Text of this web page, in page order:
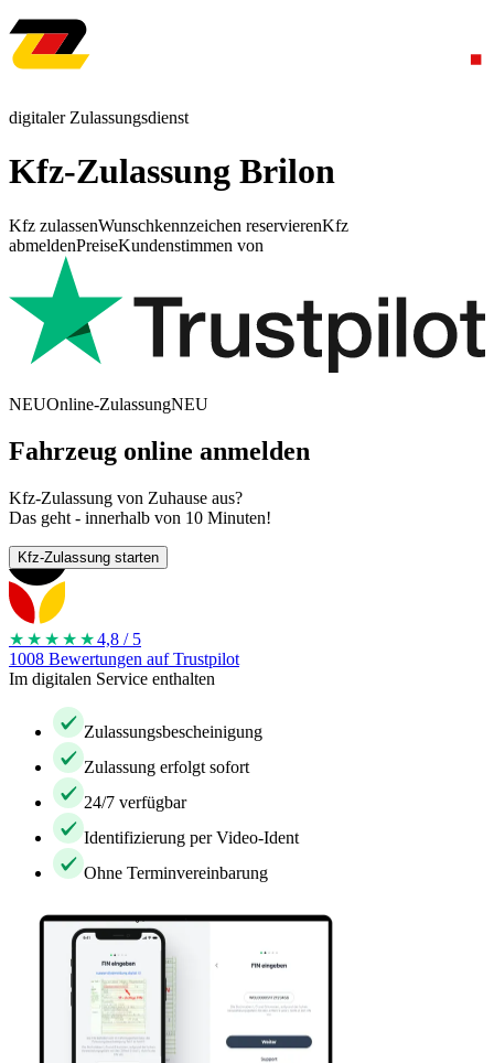
digitaler Zulassungsdienst
Kfz-Zulassung Brilon
Kfz zulassenWunschkennzeichen reservierenKfz
abmeldenPreiseKundenstimmen von
NEUOnline-ZulassungNEU
Fahrzeug online anmelden
Kfz-Zulassung von Zuhause aus?
Das geht - innerhalb von 10 Minuten!
Kfz-Zulassung starten
★★★★ ★4,8 / 5
1008 Bewertungen auf Trustpilot
Im digitalen Service enthalten
Zulassungsbescheinigung
Zulassung erfolgt sofort
24/7 verfügbar
Identifizierung per Video-Ident
Ohne Terminvereinbarung